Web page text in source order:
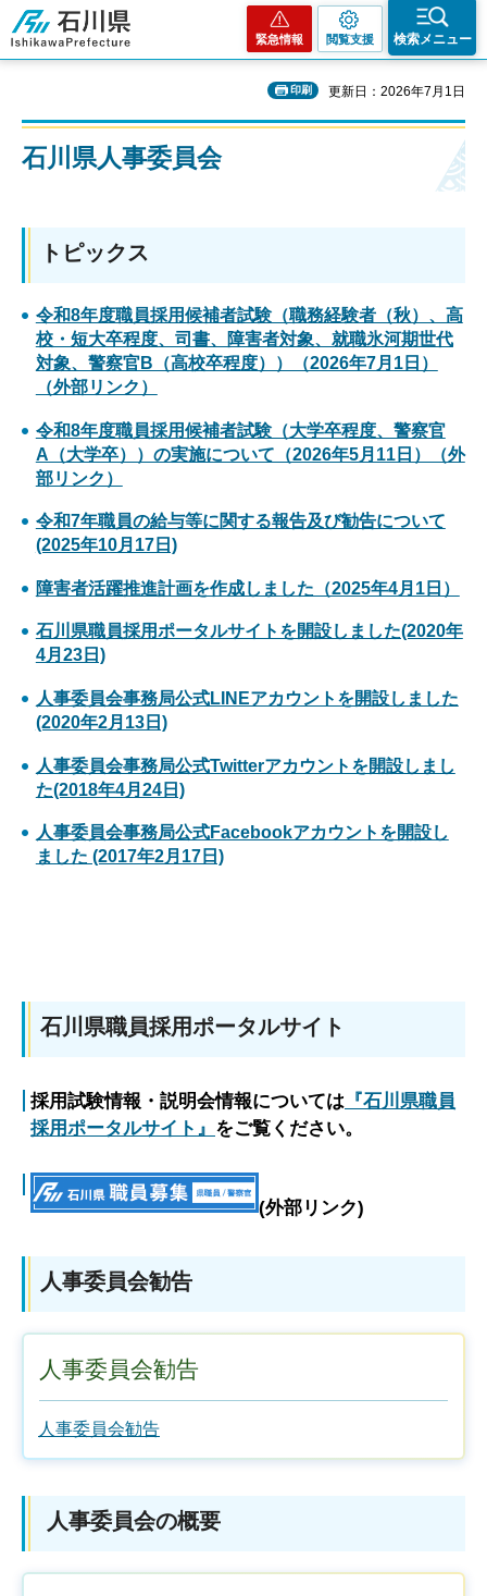
石川県
緊急情報 閲覧支援 検索メニュー
印刷 更新日：2026年7月1日
石川県人事委員会
トピックス
令和8年度職員採用候補者試験（職務経験者（秋）、高
校・短大卒程度、司書、障害者対象、就職氷河期世代
対象、警察官B（高校卒程度））（2026年7月1日）
（外部リンク）
令和8年度職員採用候補者試験（大学卒程度、警察官
A（大学卒））の実施について（2026年5月11日）（外
部リンク）
令和7年職員の給与等に関する報告及び勧告について
(2025年10月17日)
障害者活躍推進計画を作成しました（2025年4月1日）
石川県職員採用ポータルサイトを開設しました(2020年
4月23日)
人事委員会事務局公式LINEアカウントを開設しました
(2020年2月13日)
人事委員会事務局公式Twitterアカウントを開設しまし
た(2018年4月24日)
人事委員会事務局公式Facebookアカウントを開設し
ました (2017年2月17日)
石川県職員採用ポータルサイト
採用試験情報・説明会情報については 『石川県職員
採用ポータルサイト』 をご覧ください。
(外部リンク)
人事委員会勧告
人事委員会勧告
人事委員会勧告
人事委員会の概要